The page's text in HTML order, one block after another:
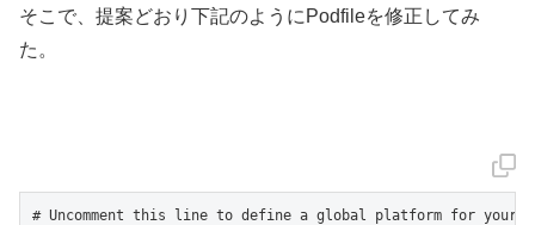
そこで、提案どおり下記のようにPodfileを修正してみ
た。
# Uncomment this line to define a global platform for your